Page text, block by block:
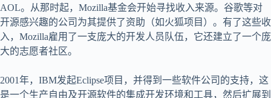
AOL。从那时起，Mozilla基金会开始寻找收入来源。谷歌等对
开源感兴趣的公司为其提供了资助（如火狐项目）。有了这些收
入，Mozilla雇用了一支庞大的开发人员队伍，它还建立了一个庞
大的志愿者社区。
2001年，IBM发起Eclipse项目，并得到一些软件公司的支持，这
是一个生产自由及开源软件的集成开发环境和工具，然后扩展到